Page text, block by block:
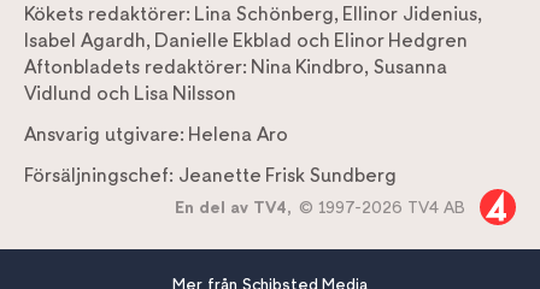
Kökets redaktörer: Lina Schönberg, Ellinor Jidenius,
Isabel Agardh, Danielle Ekblad och Elinor Hedgren
Aftonbladets redaktörer: Nina Kindbro, Susanna
Vidlund och Lisa Nilsson
Ansvarig utgivare: Helena Aro
Försäljningschef: Jeanette Frisk Sundberg
En del av TV4, © 1997-2026 TV4 AB
Mer från Schibsted Media